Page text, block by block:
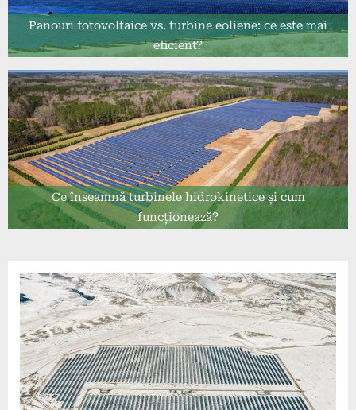
Panouri fotovoltaice vs. turbine eoliene: ce este mai
eficient?
Ce înseamnă turbinele hidrokinetice și cum
funcționează?